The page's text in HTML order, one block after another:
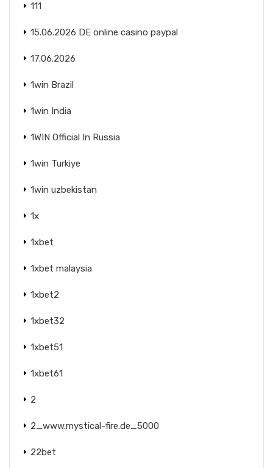
111
15.06.2026 DE online casino paypal
17.06.2026
1win Brazil
1win India
1WIN Official In Russia
1win Turkiye
1win uzbekistan
1x
1xbet
1xbet malaysia
1xbet2
1xbet32
1xbet51
1xbet61
2
2_www.mystical-fire.de_5000
22bet